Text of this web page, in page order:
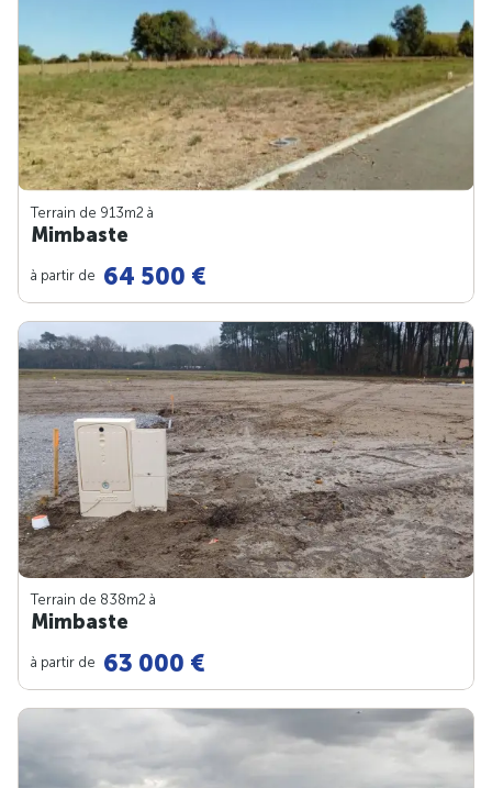
Terrain de 913m2 à
Mimbaste
à partir de 64 500 €
Terrain de 838m2 à
Mimbaste
à partir de 63 000 €